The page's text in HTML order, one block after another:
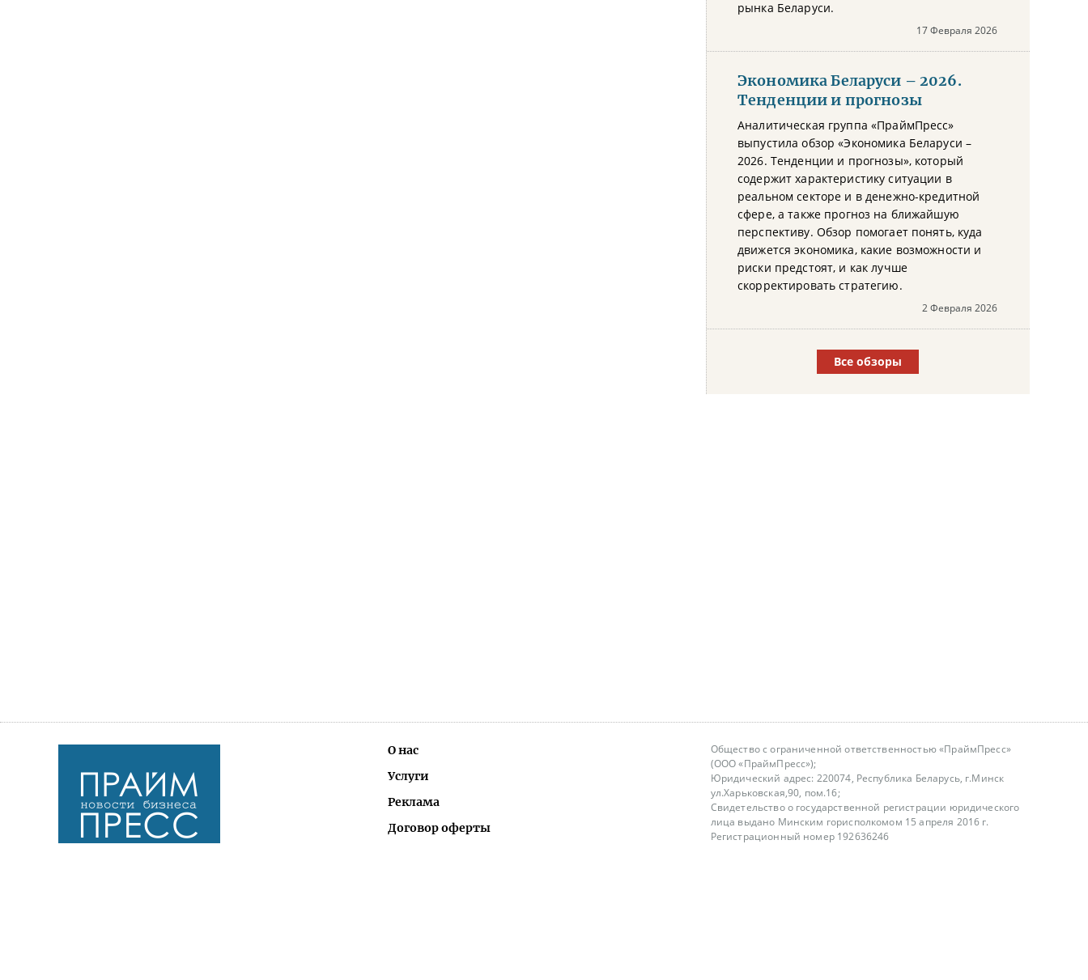
рынка Беларуси.
17 Февраля 2026
Экономика Беларуси – 2026.
Тенденции и прогнозы
Аналитическая группа «ПраймПресс»
выпустила обзор «Экономика Беларуси –
2026. Тенденции и прогнозы», который
содержит характеристику ситуации в
реальном секторе и в денежно-кредитной
сфере, а также прогноз на ближайшую
перспективу. Обзор помогает понять, куда
движется экономика, какие возможности и
риски предстоят, и как лучше
скорректировать стратегию.
2 Февраля 2026
Все обзоры
О нас
Услуги
Реклама
Договор оферты
Общество с ограниченной ответственностью «ПраймПресс»
(ООО «ПраймПресс»);
Юридический адрес: 220074, Республика Беларусь, г.Минск
ул.Харьковская,90, пом.16;
Свидетельство о государственной регистрации юридического
лица выдано Минским горисполкомом 15 апреля 2016 г.
Регистрационный номер 192636246